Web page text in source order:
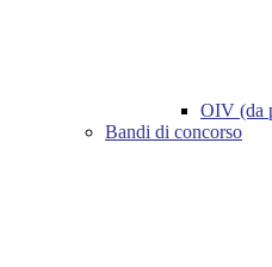
OIV (da
Bandi di concorso